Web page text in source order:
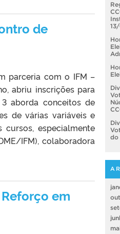
de
parceria com o IFM –
abriu inscrições para
aborda conceitos de
de várias variáveis e
especialmente
IFM), colaboradora
em
do